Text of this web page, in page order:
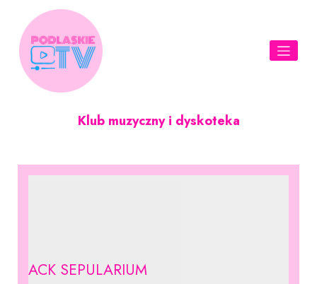
content
Klub muzyczny i dyskoteka
ACK SEPULARIUM